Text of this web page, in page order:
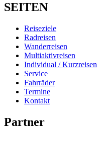
SEITEN
Reiseziele
Radreisen
Wanderreisen
Multiaktivreisen
Individual / Kurzreisen
Service
Fahrräder
Termine
Kontakt
Partner